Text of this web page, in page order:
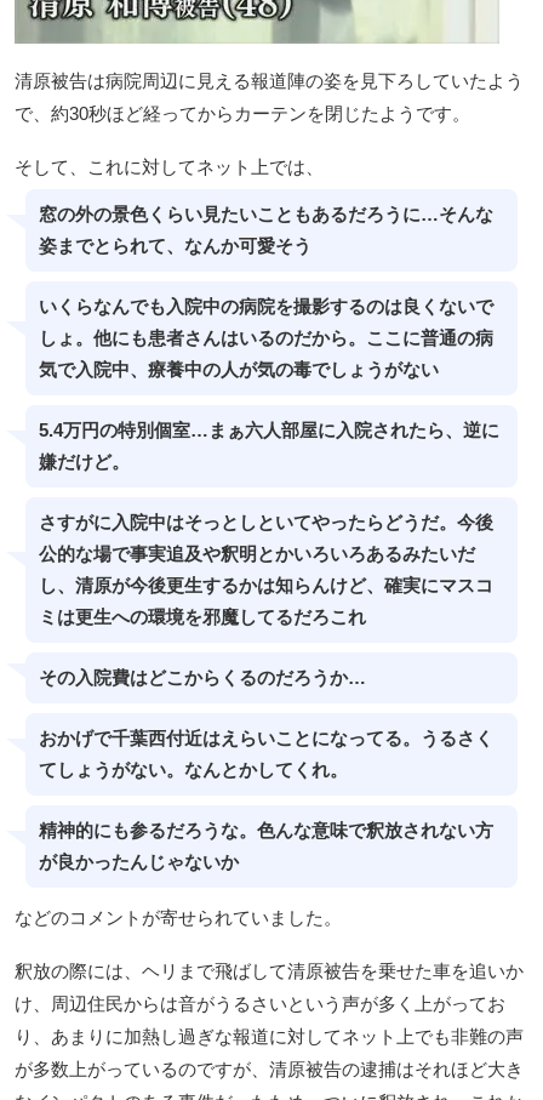
清原被告は病院周辺に見える報道陣の姿を見下ろしていたよう
で、約30秒ほど経ってからカーテンを閉じたようです。
そして、これに対してネット上では、
窓の外の景色くらい見たいこともあるだろうに…そんな
姿までとられて、なんか可愛そう
いくらなんでも入院中の病院を撮影するのは良くないで
しょ。他にも患者さんはいるのだから。ここに普通の病
気で入院中、療養中の人が気の毒でしょうがない
5.4万円の特別個室…まぁ六人部屋に入院されたら、逆に
嫌だけど。
さすがに入院中はそっとしといてやったらどうだ。今後
公的な場で事実追及や釈明とかいろいろあるみたいだ
し、清原が今後更生するかは知らんけど、確実にマスコ
ミは更生への環境を邪魔してるだろこれ
その入院費はどこからくるのだろうか…
おかげで千葉西付近はえらいことになってる。うるさく
てしょうがない。なんとかしてくれ。
精神的にも参るだろうな。色んな意味で釈放されない方
が良かったんじゃないか
などのコメントが寄せられていました。
釈放の際には、ヘリまで飛ばして清原被告を乗せた車を追いか
け、周辺住民からは音がうるさいという声が多く上がってお
り、あまりに加熱し過ぎな報道に対してネット上でも非難の声
が多数上がっているのですが、清原被告の逮捕はそれほど大き